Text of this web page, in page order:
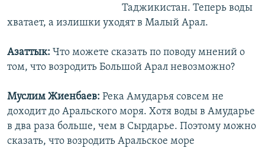
Таджикистан. Теперь воды
хватает, а излишки уходят в Малый Арал.
Азаттык: Что можете сказать по поводу мнений о
том, что возродить Большой Арал невозможно?
Муслим Жиенбаев: Река Амударья совсем не
доходит до Аральского моря. Хотя воды в Амударье
в два раза больше, чем в Сырдарье. Поэтому можно
сказать, что возродить Аральское море